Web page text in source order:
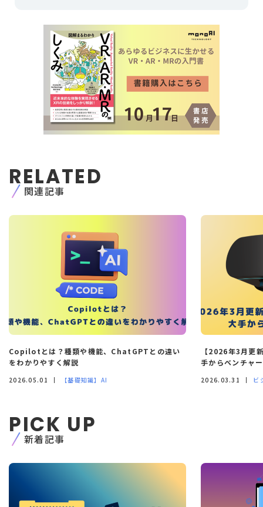
RELATED
関連記事
Copilotとは？種類や機能、ChatGPTとの違い
をわかりやすく解説
2026.05.01 【基礎知識】AI
【2026年3月更
手からベンチャ
2026.03.31 ビ
PICK UP
新着記事